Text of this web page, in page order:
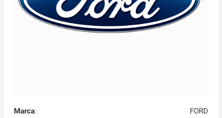
Marca:
FORD